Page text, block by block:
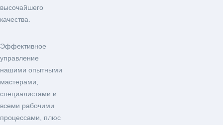
высочайшего
качества.
Эффективное
управление
нашими опытными
мастерами,
специалистами и
всеми рабочими
процессами, плюс